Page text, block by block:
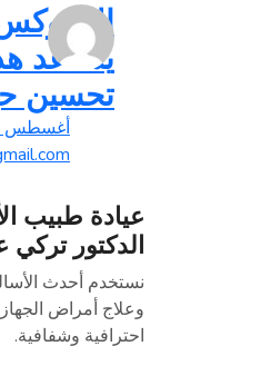
يساعد
تحسين
أغسطس 4, 2025
عيادة طبيب
الدكتور تركي
نستخدم أحدث
وعلاج أمراض
احترافية وشفافية.